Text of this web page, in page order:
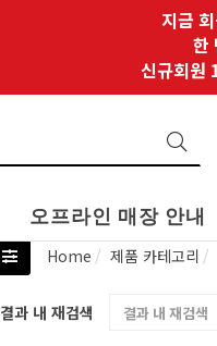
지금
한
신규회원
오프라인 매장 안내
Home 제품 카테고리
결과 내 재검색